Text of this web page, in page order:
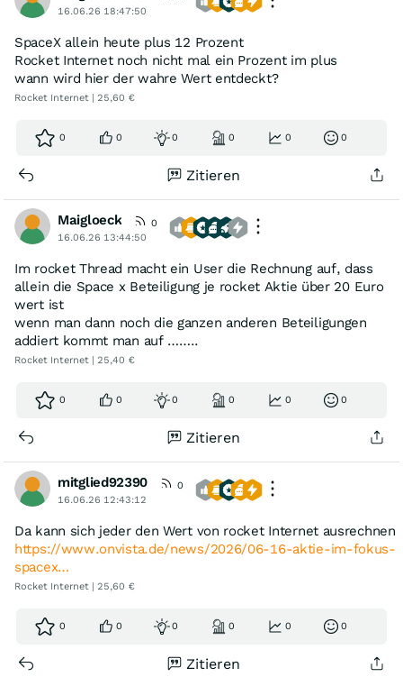
16.06.26 18:47:50
SpaceX allein heute plus 12 Prozent
Rocket Internet noch nicht mal ein Prozent im plus
wann wird hier der wahre Wert entdeckt?
Rocket Internet | 25,60 €
0 0 0 0 0 0
Zitieren
Maigloeck
0
16.06.26 13:44:50
Im rocket Thread macht ein User die Rechnung auf, dass
allein die Space x Beteiligung je rocket Aktie über 20 Euro
wert ist
wenn man dann noch die ganzen anderen Beteiligungen
addiert kommt man auf ……..
Rocket Internet | 25,40 €
0 0 0 0 0 0
Zitieren
mitglied92390
0
16.06.26 12:43:12
Da kann sich jeder den Wert von rocket Internet ausrechnen
https://www.onvista.de/news/2026/06-16-aktie-im-fokus-
spacex…
Rocket Internet | 25,60 €
0 0 0 0 0 0
Zitieren